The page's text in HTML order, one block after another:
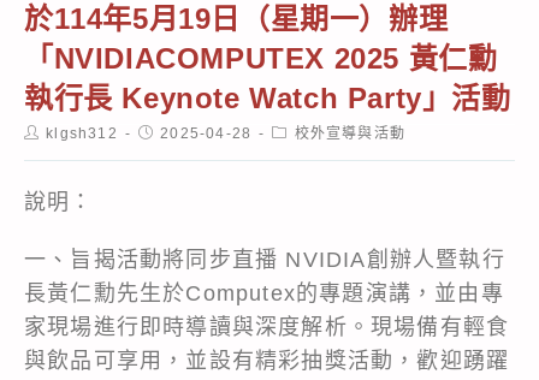
於114年5月19日（星期一）辦理
「NVIDIACOMPUTEX 2025 黃仁勳
執行長 Keynote Watch Party」活動
Postklgsh312
Post2025-04-28
Post校外宣導與活動
說明：
一、旨揭活動將同步直播 NVIDIA創辦人暨執行
長黃仁勳先生於Computex的專題演講，並由專
家現場進行即時導讀與深度解析。現場備有輕食
與飲品可享用，並設有精彩抽獎活動，歡迎踴躍